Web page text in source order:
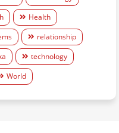
Health
relationship
technology
World